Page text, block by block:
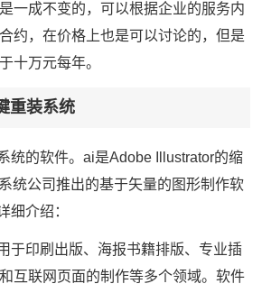
一成不变的，可以根据企业的服务内
约，在价格上也是可以讨论的，但是
十万元每年。
重装系统
统的软件。ai是Adobe Illustrator的缩
统公司推出的基于矢量的图形制作软
细介绍：
于印刷出版、海报书籍排版、专业插
互联网页面的制作等多个领域。软件